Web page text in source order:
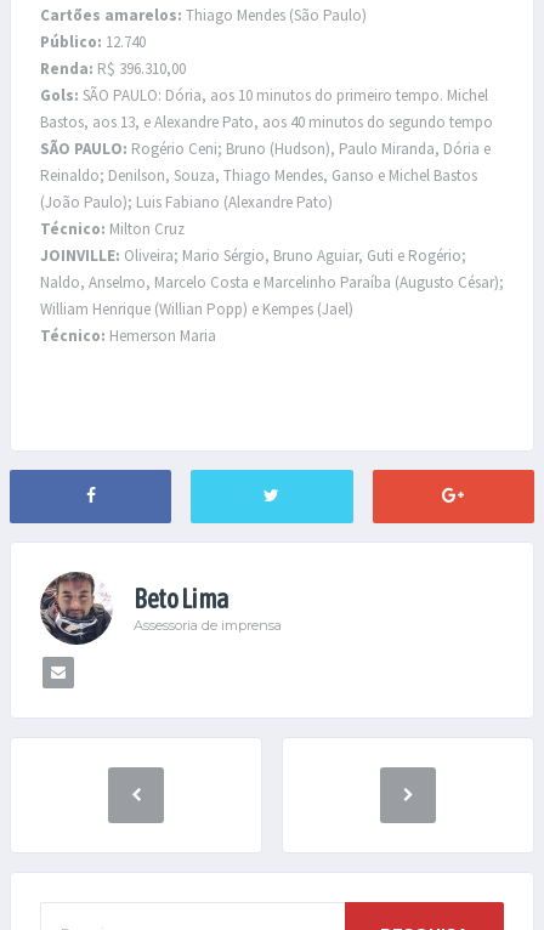
Cartões amarelos: Thiago Mendes (São Paulo)
Público: 12.740
Renda: R$ 396.310,00
Gols: SÃO PAULO: Dória, aos 10 minutos do primeiro tempo. Michel
Bastos, aos 13, e Alexandre Pato, aos 40 minutos do segundo tempo
SÃO PAULO: Rogério Ceni; Bruno (Hudson), Paulo Miranda, Dória e
Reinaldo; Denilson, Souza, Thiago Mendes, Ganso e Michel Bastos
(João Paulo); Luis Fabiano (Alexandre Pato)
Técnico: Milton Cruz
JOINVILLE: Oliveira; Mario Sérgio, Bruno Aguiar, Guti e Rogério;
Naldo, Anselmo, Marcelo Costa e Marcelinho Paraíba (Augusto César);
William Henrique (Willian Popp) e Kempes (Jael)
Técnico: Hemerson Maria
Beto Lima
Assessoria de imprensa